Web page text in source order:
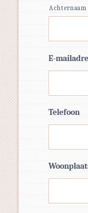
Achternaam
E-
Telefoon